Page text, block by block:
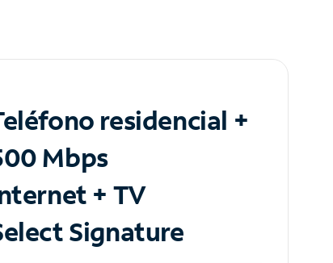
residencial +
Mbps
+ TV
Signature